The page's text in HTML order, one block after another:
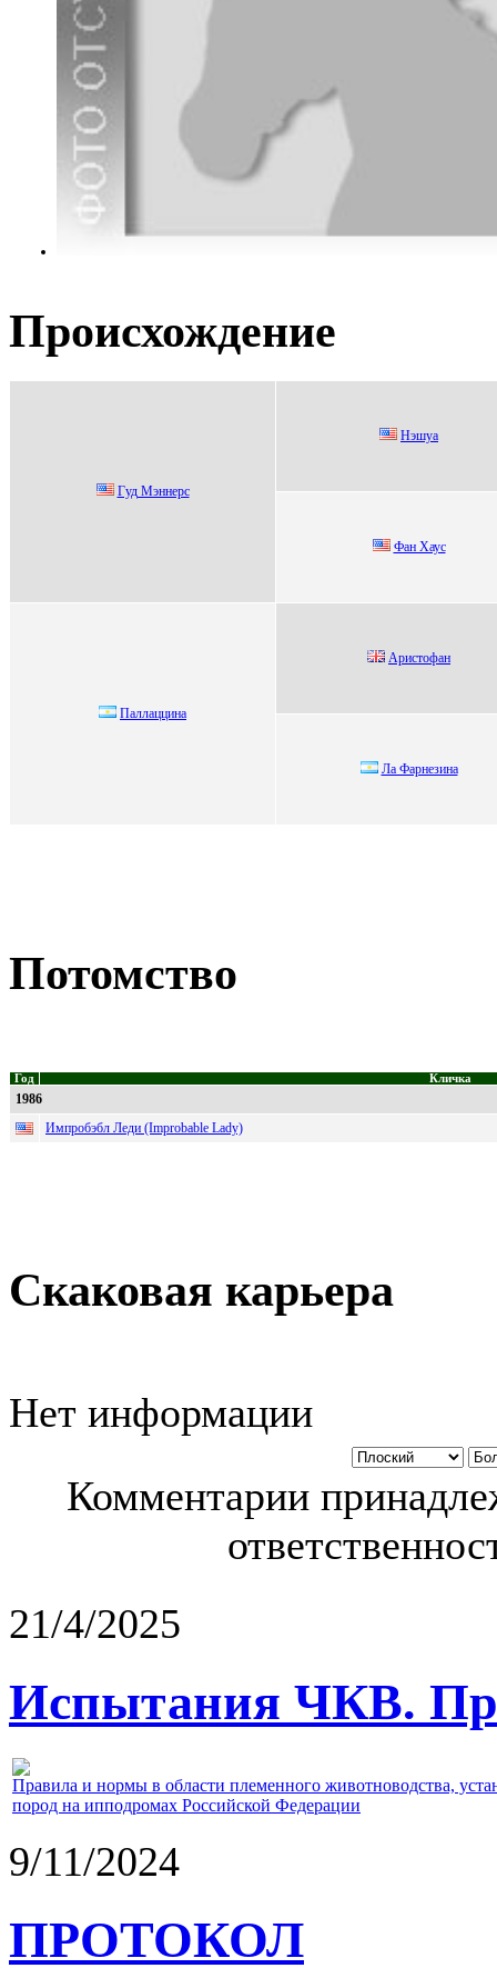
Происхождение
Гуд Мэннеpc
Hэшуа
Фан Хаус
Паллаццина
Аpиcтофан
Лa Фaрнезинa
Потомство
Год Кличка
1986
Импробэбл Леди (Improbable Lady)
Скаковая карьера
Нет информации
Комментарии
21/4/2025
Испытания ЧКВ.
Правила и нормы в области племенного животноводства,
пород на ипподромах Российской Федерации
9/11/2024
ПРОТОКОЛ